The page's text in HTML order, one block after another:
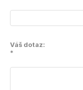
Váš dotaz:
*